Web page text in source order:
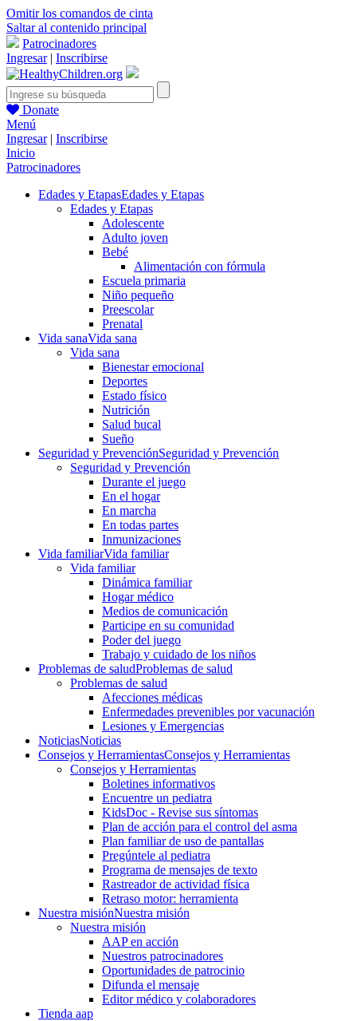
Omitir los comandos de cinta
Saltar al contenido principal
Patrocinadores
Ingresar| Inscribirse
Donate
Menú
Ingresar| Inscribirse
Inicio
Patrocinadores
Edades y EtapasEdades y Etapas
Edades y Etapas
Adolescente
Adulto joven
Bebé
Alimentación con fórmula
Escuela primaria
Niño pequeño
Preescolar
Prenatal
Vida sanaVida sana
Vida sana
Bienestar emocional
Deportes
Estado físico
Nutrición
Salud bucal
Sueño
Seguridad y PrevenciónSeguridad y Prevención
Seguridad y Prevención
Durante el juego
En el hogar
En marcha
En todas partes
Inmunizaciones
Vida familiarVida familiar
Vida familiar
Dinámica familiar
Hogar médico
Medios de comunicación
Participe en su comunidad
Poder del juego
Trabajo y cuidado de los niños
Problemas de saludProblemas de salud
Problemas de salud
Afecciones médicas
Enfermedades prevenibles por vacunación
Lesiones y Emergencias
NoticiasNoticias
Consejos y HerramientasConsejos y Herramientas
Consejos y Herramientas
Boletines informativos
Encuentre un pediatra
KidsDoc - Revise sus síntomas
Plan de acción para el control del asma
Plan familiar de uso de pantallas
Pregúntele al pediatra
Programa de mensajes de texto
Rastre​​ador de activida​d física
Retraso motor: herramienta
Nuestra misiónNuestra misión
Nuestra misión
AAP en acción
Nuestros patrocinadores
Oportunidades de patrocinio
Difunda el mensaje
Editor médico y colaboradores
Tienda aap